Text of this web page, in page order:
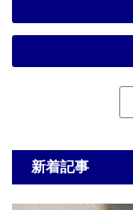
新着記事